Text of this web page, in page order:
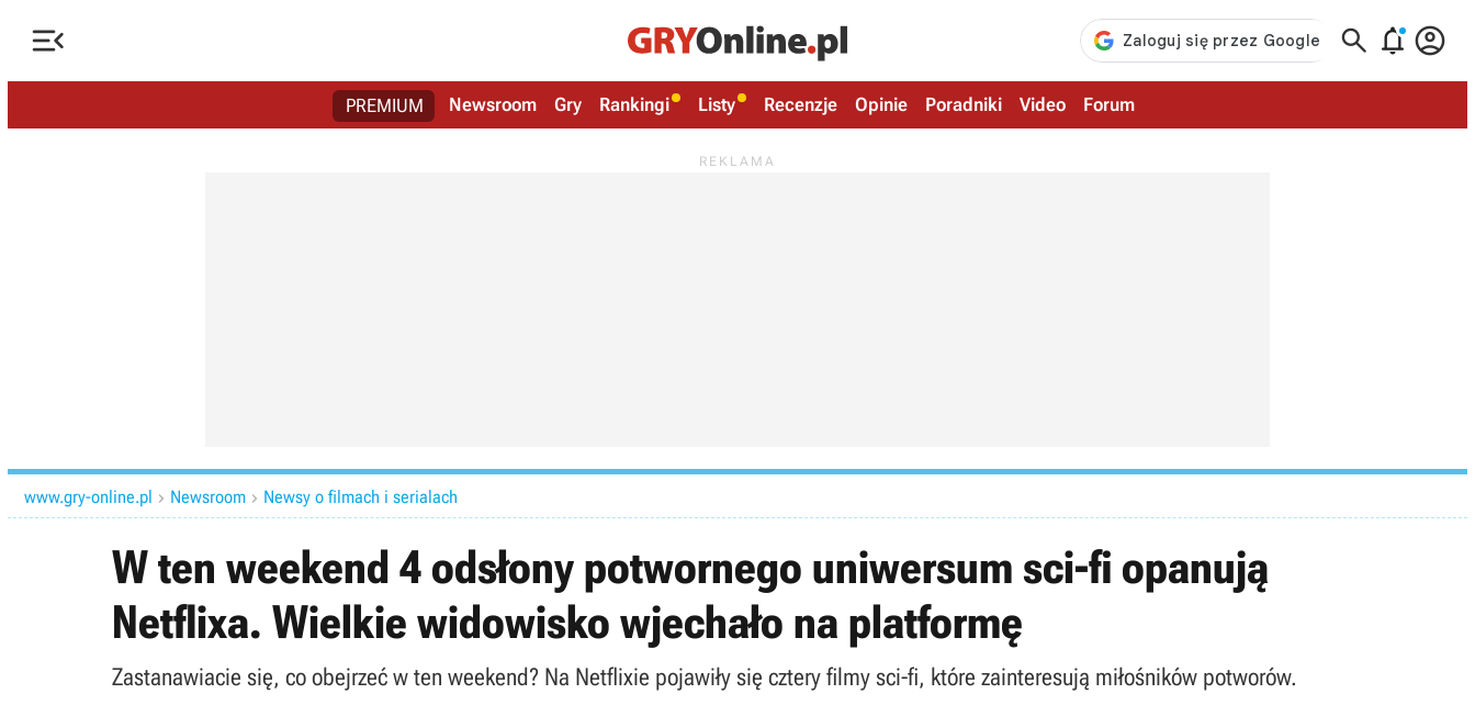
   
PREMIUM Newsroom Gry Rankingi Listy Recenzje Opinie Poradniki Video Forum
www.gry-online.pl  Newsroom  Newsy o filmach i serialach
W ten weekend 4 odsłony potwornego uniwersum sci-fi opanują
Netflixa. Wielkie widowisko wjechało na platformę
Zastanawiacie się, co obejrzeć w ten weekend? Na Netflixie pojawiły się cztery filmy sci-fi, które zainteresują miłośników potworów.